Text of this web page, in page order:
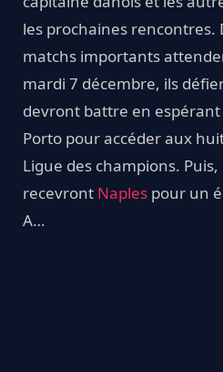
les prochaines rencontres.
matchs importants
mardi 7 décembre, ils
devront battre en
Porto pour accéder aux
Ligue des champions.
recevront Naples pour un
A…